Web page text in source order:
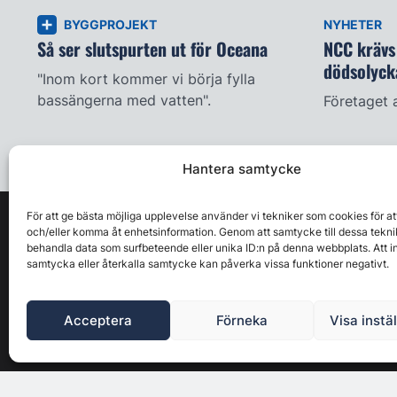
Hantera samtycke
För att ge bästa möjliga upplevelse använder vi tekniker som cookies för
och/eller komma åt enhetsinformation. Genom att samtycke till dessa
behandla data som surfbeteende eller unika ID:n på denna webbplats. Att
samtycka eller återkalla samtycke kan påverka vissa funktioner negativt.
Acceptera Förneka Visa
BYGGPROJEKT
Så ser slutspurten ut för Oceana
"Inom kort kommer vi börja fylla
bassängerna med vatten".
NYHETER
NCC
Företaget